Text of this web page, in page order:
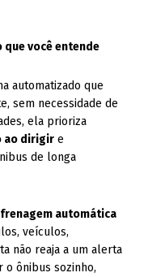
que você entende
automatizado que
sem necessidade de
ela prioriza
ao dirigir e
de longa
frenagem automática
veículos,
não reaja a um alerta
o ônibus sozinho,